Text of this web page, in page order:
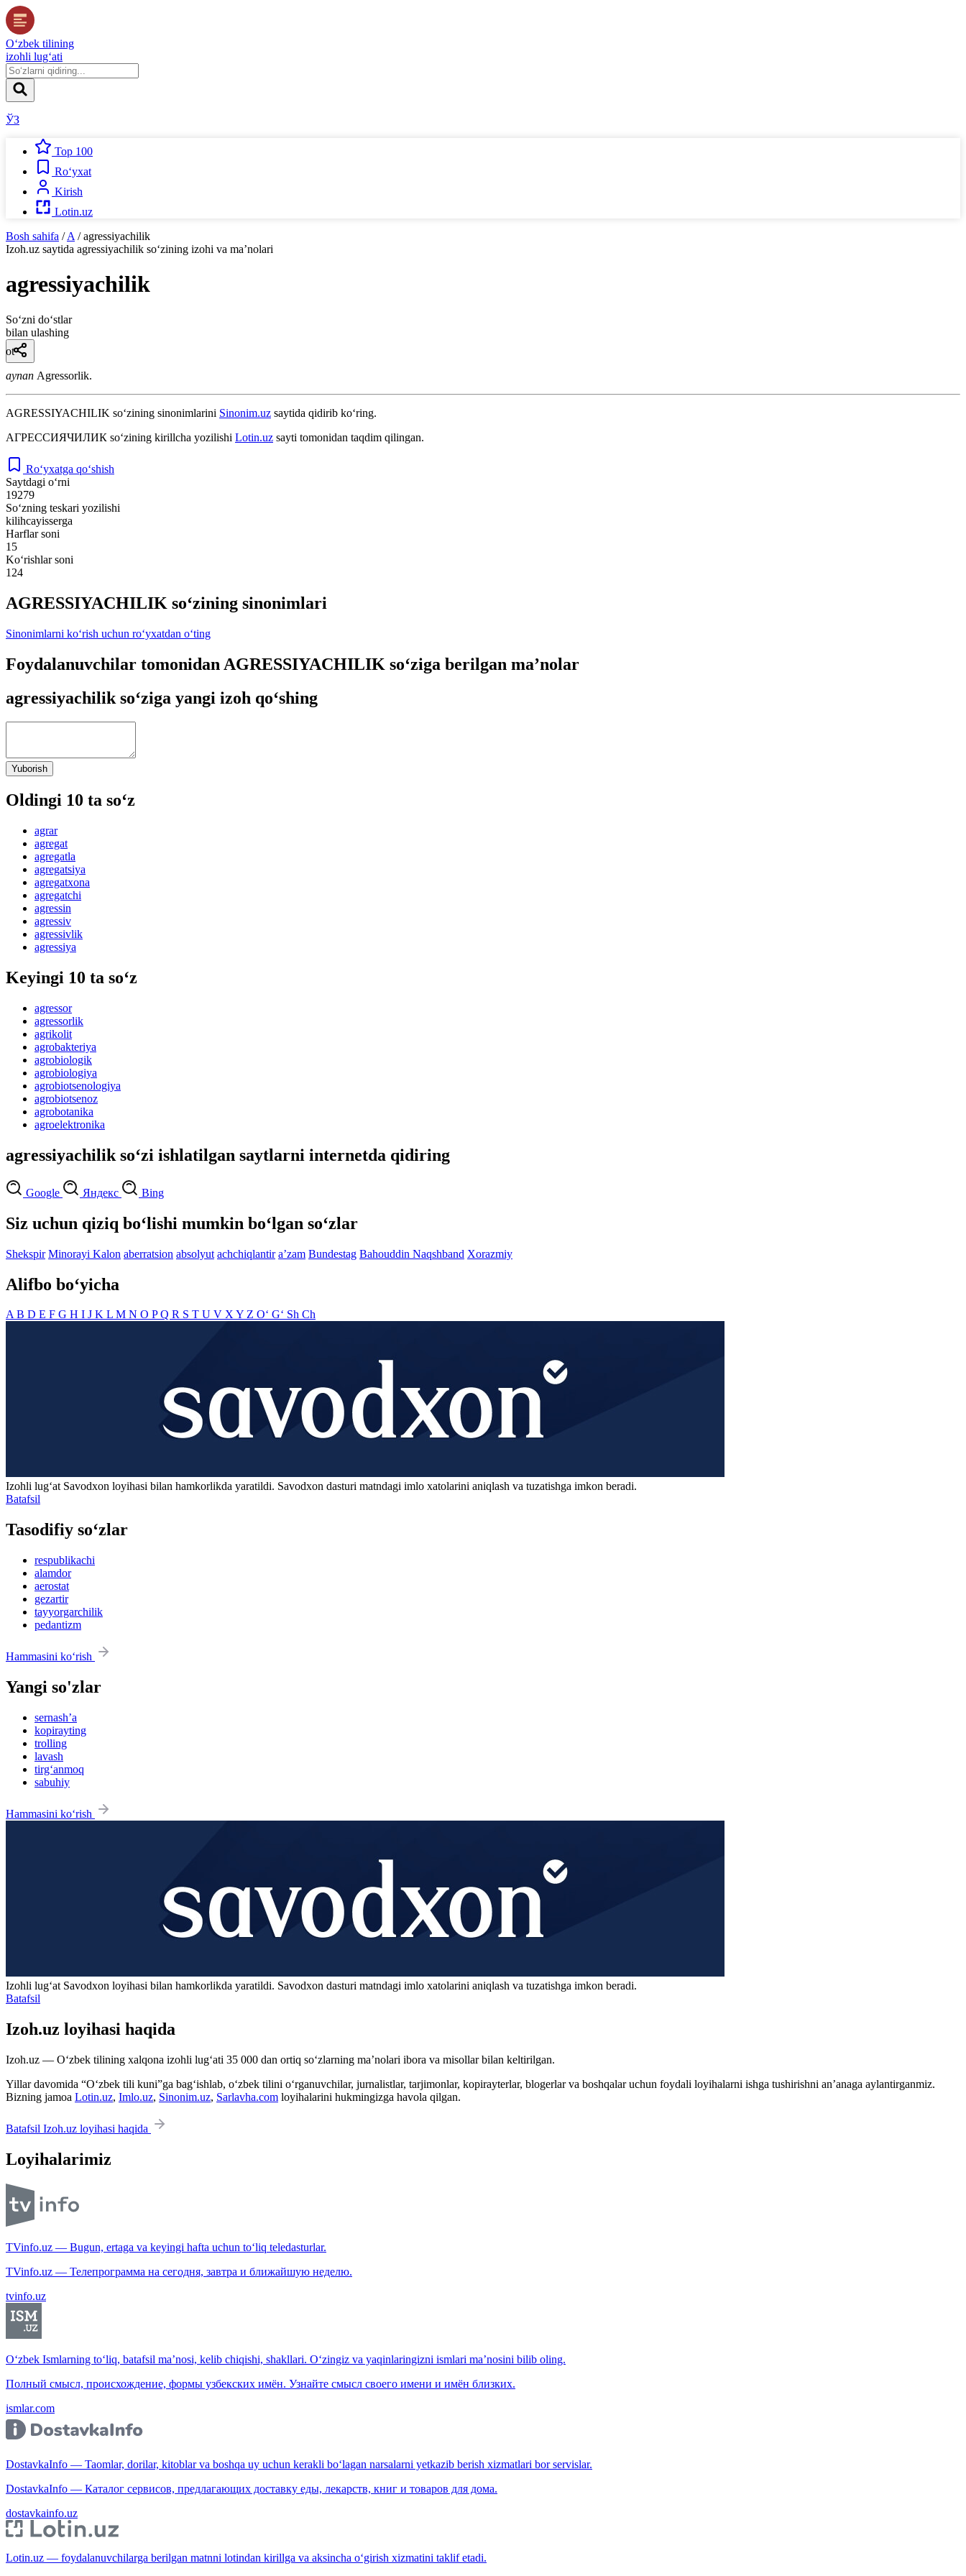
O‘zbek tilining
izohli lug‘ati
ЎЗ
Top 100
Ro‘yxat
Kirish
Lotin.uz
Bosh sahifa / A / agressiyachilik
Izoh.uz saytida agressiyachilik so‘zining izohi va ma’nolari
agressiyachilik
So‘zni do‘stlar
bilan ulashing
ot
aynan Agressorlik.
AGRESSIYACHILIK so‘zining sinonimlarini Sinonim.uz saytida qidirib ko‘ring.
АГРЕССИЯЧИЛИК so‘zining kirillcha yozilishi Lotin.uz sayti tomonidan taqdim qilingan.
Ro‘yxatga qo‘shish
Saytdagi o‘rni
19279
So‘zning teskari yozilishi
kilihcayisserga
Harflar soni
15
Ko‘rishlar soni
124
AGRESSIYACHILIK so‘zining sinonimlari
Sinonimlarni ko‘rish uchun ro‘yxatdan o‘ting
Foydalanuvchilar tomonidan AGRESSIYACHILIK so‘ziga berilgan ma’nolar
agressiyachilik so‘ziga yangi izoh qo‘shing
Yuborish
Oldingi 10 ta so‘z
agrar
agregat
agregatla
agregatsiya
agregatxona
agregatchi
agressin
agressiv
agressivlik
agressiya
Keyingi 10 ta so‘z
agressor
agressorlik
agrikolit
agrobakteriya
agrobiologik
agrobiologiya
agrobiotsenologiya
agrobiotsenoz
agrobotanika
agroelektronika
agressiyachilik so‘zi ishlatilgan saytlarni internetda qidiring
Google Яндекс Bing
Siz uchun qiziq bo‘lishi mumkin bo‘lgan so‘zlar
Shekspir Minorayi Kalon aberratsion absolyut achchiqlantir aʼzam Bundestag Bahouddin Naqshband Xorazmiy
Alifbo bo‘yicha
AB D E F G H I J K L M N O PQ R S T U V XY Z O‘ G‘ Sh Ch
Izohli lugʻat Savodxon loyihasi bilan hamkorlikda yaratildi. Savodxon dasturi matndagi imlo xatolarini aniqlash va tuzatishga imkon beradi.
Batafsil
Tasodifiy so‘zlar
respublikachi
alamdor
aerostat
gezartir
tayyorgarchilik
pedantizm
Hammasini ko‘rish
Yangi so'zlar
sernash’a
kopirayting
trolling
lavash
tirg‘anmoq
sabuhiy
Hammasini ko‘rish
Izohli lugʻat Savodxon loyihasi bilan hamkorlikda yaratildi. Savodxon dasturi matndagi imlo xatolarini aniqlash va tuzatishga imkon beradi.
Batafsil
Izoh.uz loyihasi haqida
Izoh.uz — O‘zbek tilining xalqona izohli lug‘ati 35 000 dan ortiq so‘zlarning ma’nolari ibora va misollar bilan keltirilgan.
Yillar davomida “O‘zbek tili kuni”ga bag‘ishlab, o‘zbek tilini o‘rganuvchilar, jurnalistlar, tarjimonlar, kopirayterlar, blogerlar va boshqalar uchun foydali loyihalarni ishga tushirishni an’anaga aylantirganmiz.
Bizning jamoa Lotin.uz, Imlo.uz, Sinonim.uz, Sarlavha.com loyihalarini hukmingizga havola qilgan.
Batafsil Izoh.uz loyihasi haqida
Loyihalarimiz
TVinfo.uz — Bugun, ertaga va keyingi hafta uchun to‘liq teledasturlar.
TVinfo.uz — Телепрограмма на сегодня, завтра и ближайшую неделю.
tvinfo.uz
O‘zbek Ismlarning to‘liq, batafsil ma’nosi, kelib chiqishi, shakllari. O‘zingiz va yaqinlaringizni ismlari ma’nosini bilib oling.
Полный смысл, происхождение, формы узбекских имён. Узнайте смысл своего имени и имён близких.
ismlar.com
DostavkaInfo — Taomlar, dorilar, kitoblar va boshqa uy uchun kerakli bo‘lagan narsalarni yetkazib berish xizmatlari bor servislar.
DostavkaInfo — Каталог сервисов, предлагающих доставку еды, лекарств, книг и товаров для дома.
dostavkainfo.uz
Lotin.uz — foydalanuvchilarga berilgan matnni lotindan kirillga va aksincha o‘girish xizmatini taklif etadi.